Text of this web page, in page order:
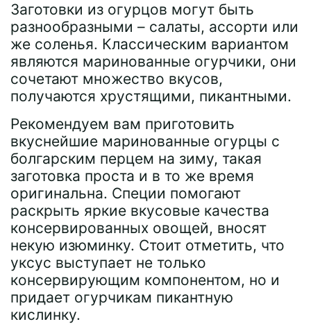
Заготовки из огурцов могут быть
разнообразными – салаты, ассорти или
же соленья. Классическим вариантом
являются маринованные огурчики, они
сочетают множество вкусов,
получаются хрустящими, пикантными.
Рекомендуем вам приготовить
вкуснейшие маринованные огурцы с
болгарским перцем на зиму, такая
заготовка проста и в то же время
оригинальна. Специи помогают
раскрыть яркие вкусовые качества
консервированных овощей, вносят
некую изюминку. Стоит отметить, что
уксус выступает не только
консервирующим компонентом, но и
придает огурчикам пикантную
кислинку.